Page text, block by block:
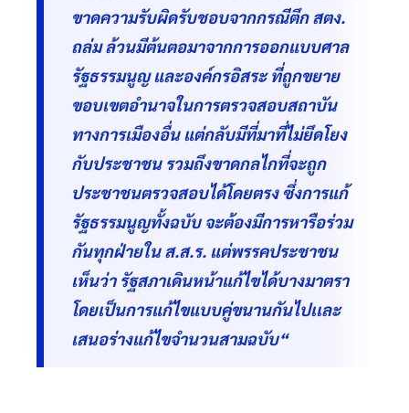
ขาดความรับผิดรับชอบจากกรณีตึก สตง.
ถล่ม ล้วนมีต้นตอมาจากการออกแบบศาล
รัฐธรรมนูญ และองค์กรอิสระ ที่ถูกขยาย
ขอบเขตอำนาจในการตรวจสอบสถาบัน
ทางการเมืองอื่น แต่กลับมีที่มาที่ไม่ยึดโยง
กับประชาชน รวมถึงขาดกลไกที่จะถูก
ประชาชนตรวจสอบได้โดยตรง ซึ่งการแก้
รัฐธรรมนูญทั้งฉบับ จะต้องมีการหารือร่วม
กันทุกฝ่ายใน ส.ส.ร. แต่พรรคประชาชน
เห็นว่า รัฐสภาเดินหน้าแก้ไขได้บางมาตรา
โดยเป็นการแก้ไขแบบคู่ขนานกันไปเเละ
เสนอร่างแก้ไขจำนวนสามฉบับ“